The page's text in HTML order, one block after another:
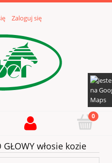
Zaloguj się
GŁOWY włosie kozie